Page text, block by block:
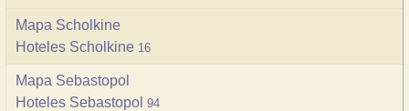
Mapa Scholkine
Hoteles Scholkine 16
Mapa Sebastopol
Hoteles Sebastopol 94